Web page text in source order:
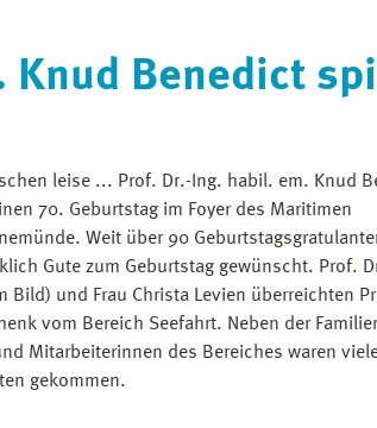
Knud Benedict
leise ... Prof. Dr.-Ing. habil. em. Knud
70. Geburtstag im Foyer des Maritimen
Weit über 90
Gute zum Geburtstag gewünscht. Prof.
Bild) und Frau Christa Levien überreichten
vom Bereich Seefahrt. Neben der
Mitarbeiterinnen des Bereiches waren
gekommen.